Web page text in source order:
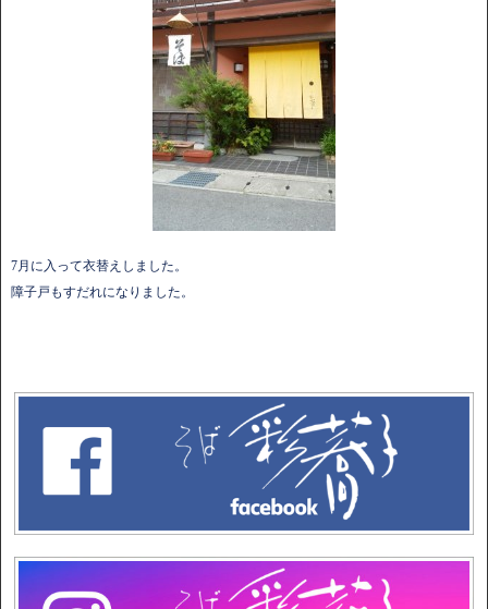
7月に入って衣替えしました。
障子戸もすだれになりました。